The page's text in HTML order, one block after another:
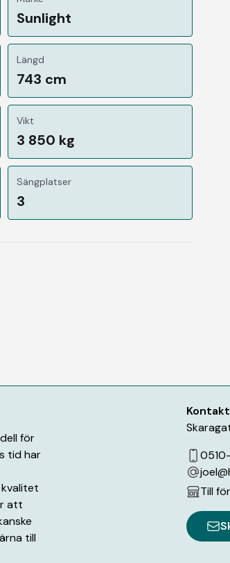
Sunlight
Längd
743 cm
Vikt
3 850 kg
Sängplatser
3
för
tid har
att
till
Kontakt
Till